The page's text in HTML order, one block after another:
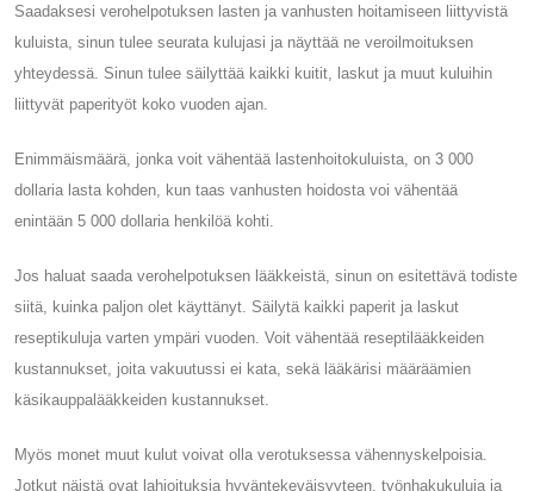
Saadaksesi verohelpotuksen lasten ja vanhusten hoitamiseen liittyvistä
kuluista, sinun tulee seurata kulujasi ja näyttää ne veroilmoituksen
yhteydessä. Sinun tulee säilyttää kaikki kuitit, laskut ja muut kuluihin
liittyvät paperityöt koko vuoden ajan.
Enimmäismäärä, jonka voit vähentää lastenhoitokuluista, on 3 000
dollaria lasta kohden, kun taas vanhusten hoidosta voi vähentää
enintään 5 000 dollaria henkilöä kohti.
Jos haluat saada verohelpotuksen lääkkeistä, sinun on esitettävä todiste
siitä, kuinka paljon olet käyttänyt. Säilytä kaikki paperit ja laskut
reseptikuluja varten ympäri vuoden. Voit vähentää reseptilääkkeiden
kustannukset, joita vakuutussi ei kata, sekä lääkärisi määräämien
käsikauppalääkkeiden kustannukset.
Myös monet muut kulut voivat olla verotuksessa vähennyskelpoisia.
Jotkut näistä ovat lahjoituksia hyväntekeväisyyteen, työnhakukuluja ja